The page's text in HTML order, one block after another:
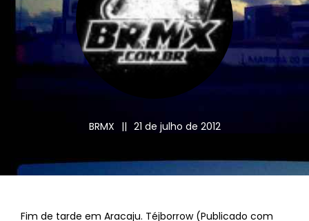
BRMX || 21 de julho de 2012
Fim de tarde em Aracaju. Téjborrow (Publicado com